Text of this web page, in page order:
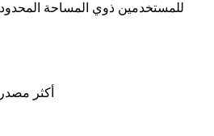
للمستخدمين ذوي المساحة
أكثر